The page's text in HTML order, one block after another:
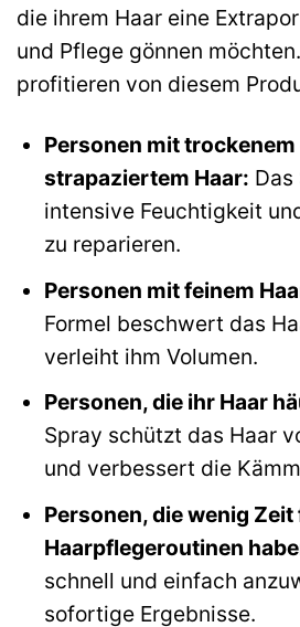
die ihrem Haar eine
und Pflege gönnen
profitieren von diesem
Personen mit
strapaziertem Haar:
intensive Feuchtigkeit
zu reparieren.
Personen mit feinem
Formel beschwert das
verleiht ihm Volumen.
Personen, die ihr Haar
Spray schützt das Haar
und verbessert die
Personen, die wenig
Haarpflegeroutinen
schnell und einfach
sofortige Ergebnisse.